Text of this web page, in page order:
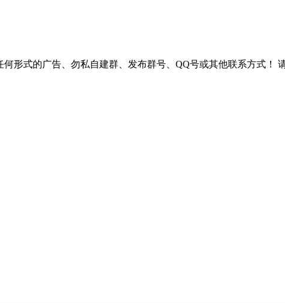
何形式的广告、勿私自建群、发布群号、QQ号或其他联系方式！